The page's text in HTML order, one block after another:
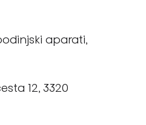
aparati,
12, 3320